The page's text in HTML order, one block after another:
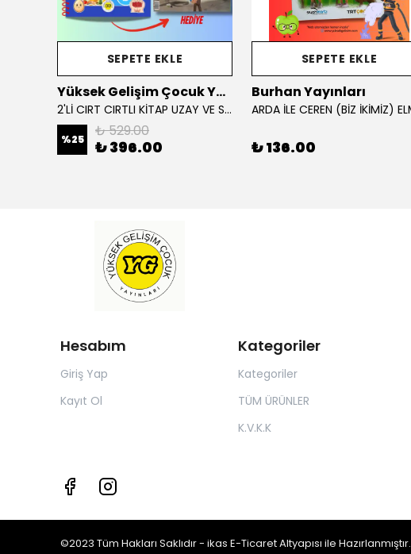
SEPETE EKLE
Yüksek Gelişim Çocuk Yayınları
2'Lİ CIRT CIRTLI KİTAP UZAY VE SAĞLIKLI VİTAMİNLER KAMPANYA
%25 ₺ 529.00
₺ 396.00
SEPETE EKLE
Burhan Yayınları
₺ 136.00
Hesabım
Giriş Yap
Kayıt Ol
Kategoriler
Kategoriler
TÜM ÜRÜNLER
K.V.K.K
©2023 Tüm Hakları Saklıdır - ikas E-TicaretAltyapısı ile Hazırlanmıştır.